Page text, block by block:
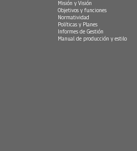
Misión y Visión
Objetivos y funciones
Normatividad
Políticas y Planes
Informes de Gestión
Manual de producción y estilo